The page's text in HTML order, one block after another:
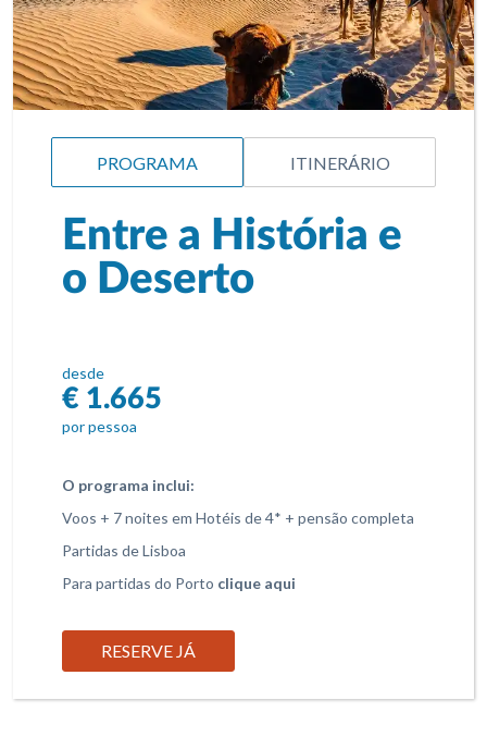
PROGRAMA ITINERÁRIO
Entre a História e
o Deserto
desde
€ 1.665
por pessoa
O programa inclui:
Voos + 7 noites em Hotéis de 4* + pensão completa
Partidas de Lisboa
Para partidas do Porto clique aqui
RESERVE JÁ